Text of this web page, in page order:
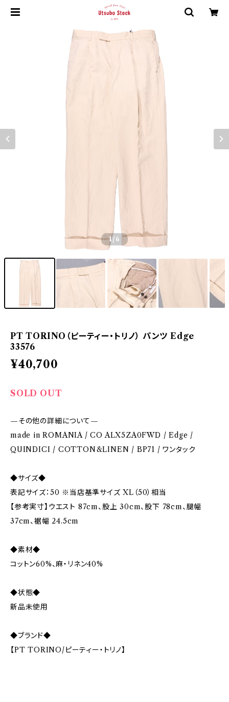
1/6
PT TORINO（ピーティー・トリノ） パンツ Edge
33576
¥40,700
SOLD OUT
—その他の詳細について—
made in ROMANIA / CO ALX5ZA0FWD / Edge /
QUINDICI / COTTON&LINEN / BP71 / ワンタック
◆サイズ◆
表記サイズ：50 ※当店基準サイズ XL（50）相当
【参考実寸】ウエスト 87cm、股上 30cm、股下 78cm、腿幅
37cm、裾幅 24.5cm
◆素材◆
コットン60%、麻・リネン40%
◆状態◆
新品未使用
◆ブランド◆
【PT TORINO/ピーティー・トリノ】